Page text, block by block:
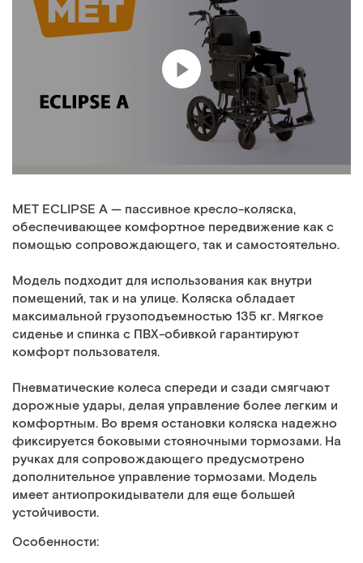
MET ECLIPSE A — пассивное кресло-коляска,
обеспечивающее комфортное передвижение как с
помощью сопровождающего, так и самостоятельно.
Модель подходит для использования как внутри
помещений, так и на улице. Коляска обладает
максимальной грузоподъемностью 135 кг. Мягкое
сиденье и спинка с ПВХ-обивкой гарантируют
комфорт пользователя.
Пневматические колеса спереди и сзади смягчают
дорожные удары, делая управление более легким и
комфортным. Во время остановки коляска надежно
фиксируется боковыми стояночными тормозами. На
ручках для сопровождающего предусмотрено
дополнительное управление тормозами. Модель
имеет антиопрокидыватели для еще большей
устойчивости.
Особенности: